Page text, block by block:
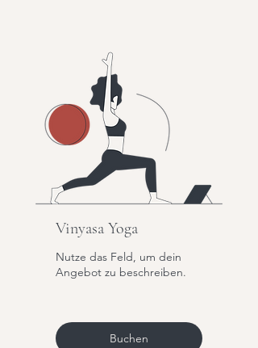
Vinyasa Yoga
Nutze das Feld, um dein
Angebot zu beschreiben.
Buchen